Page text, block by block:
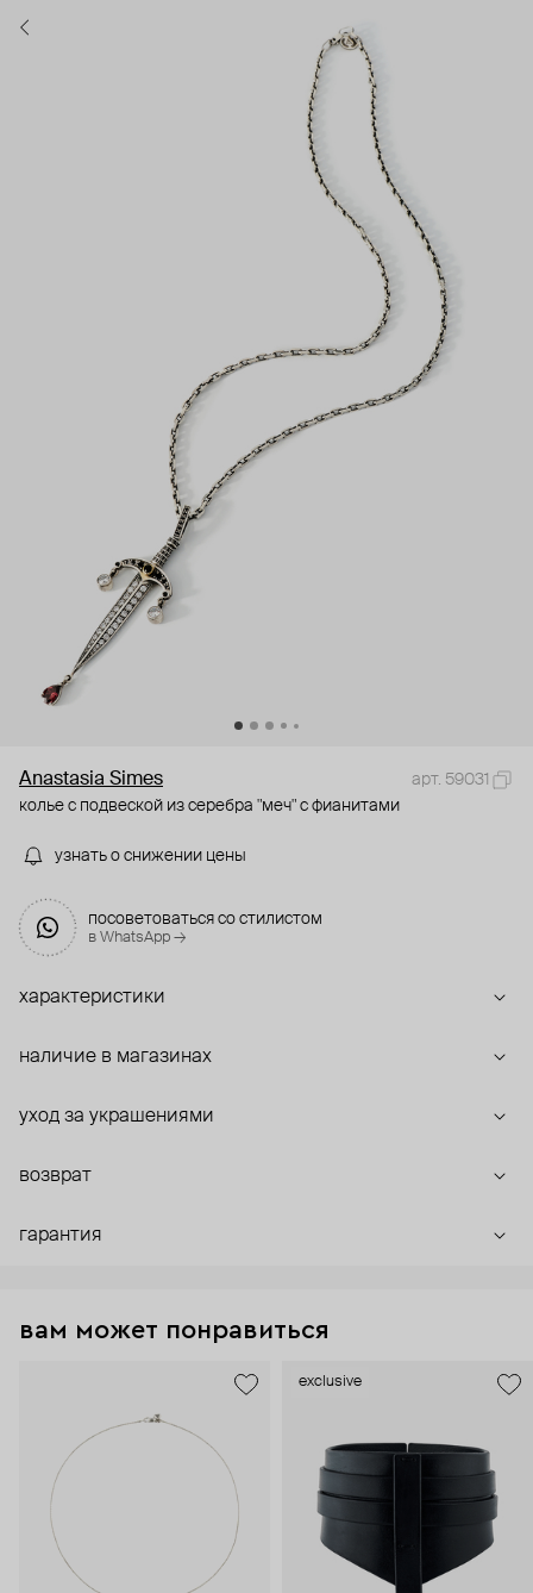
Anastasia Simes
арт. 59031
колье с подвеской из серебра "меч" с фианитами
узнать о снижении цены
посоветоваться со стилистом
в WhatsApp →
характеристики
наличие в магазинах
уход за украшениями
возврат
гарантия
вам может понравиться
exclusive